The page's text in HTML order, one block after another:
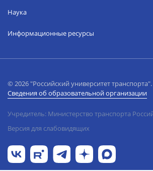
Наука
Информационные ресурсы
© 2026 "Российский университет транспорта".
Сведения об образовательной организации
Учредитель: Министерство транспорта
Версия для слабовидящих